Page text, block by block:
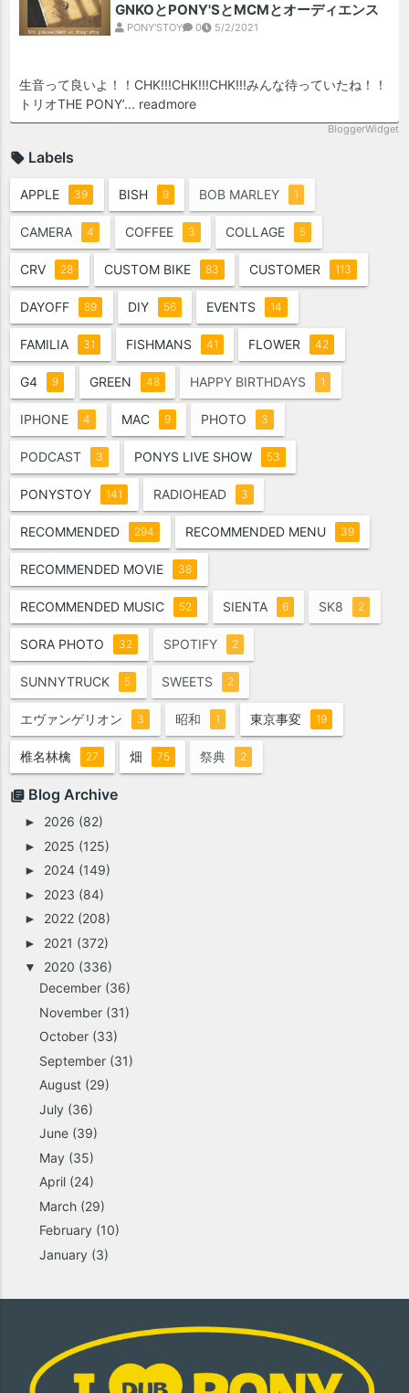
GNKOとPONY'SとMCMとオーディエンス
PONY'STOY 0 5/2/2021
生音って良いよ！！CHK!!!CHK!!!CHK!!!みんな待っていたね！！
トリオTHE PONY’... readmore
BloggerWidget
Labels
APPLE 39 BISH 9 BOB MARLEY 1
CAMERA 4 COFFEE 3 COLLAGE 5
CRV 28 CUSTOM BIKE 83 CUSTOMER 113
DAYOFF 89 DIY 56 EVENTS 14
FAMILIA 31 FISHMANS 41 FLOWER 42
G4 9 GREEN 48 HAPPY BIRTHDAYS 1
IPHONE 4 MAC 9 PHOTO 3
PODCAST 3 PONYS LIVE SHOW 53
PONYSTOY 141 RADIOHEAD 3
RECOMMENDED 294 RECOMMENDED MENU 39
RECOMMENDED MOVIE 38
RECOMMENDED MUSIC 52 SIENTA 6 SK8 2
SORA PHOTO 32 SPOTIFY 2
SUNNYTRUCK 5 SWEETS 2
エヴァンゲリオン 3 昭和 1 東京事変 19
椎名林檎 27 畑 75 祭典 2
Blog Archive
► 2026 (82)
► 2025 (125)
► 2024 (149)
► 2023 (84)
► 2022 (208)
► 2021 (372)
▼ 2020 (336)
December (36)
November (31)
October (33)
September (31)
August (29)
July (36)
June (39)
May (35)
April (24)
March (29)
February (10)
January (3)